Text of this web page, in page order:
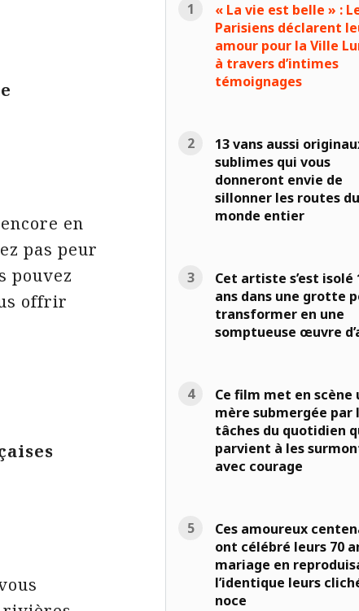
en
pas peur
pouvez
offrir
« La vie est belle » :
Parisiens déclarent
amour pour la Ville
à travers d’intimes
témoignages
13 vans aussi
sublimes qui vous
donneront envie de
sillonner les routes du
monde entier
Cet artiste s’est isolé
ans dans une grotte
transformer en une
somptueuse œuvre
Ce film met en scène
mère submergée par
tâches du quotidien
parvient à les
avec courage
Ces amoureux
ont célébré leurs 70
mariage en
l’identique leurs
noce